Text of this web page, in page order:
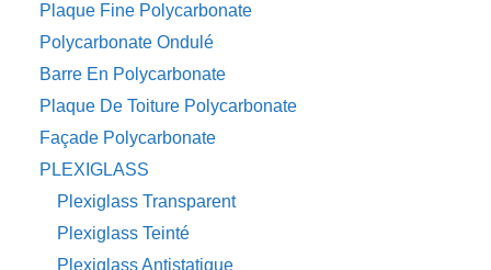
Plaque Fine Polycarbonate
Polycarbonate Ondulé
Barre En Polycarbonate
Plaque De Toiture Polycarbonate
Façade Polycarbonate
PLEXIGLASS
Plexiglass Transparent
Plexiglass Teinté
Plexiglass Antistatique